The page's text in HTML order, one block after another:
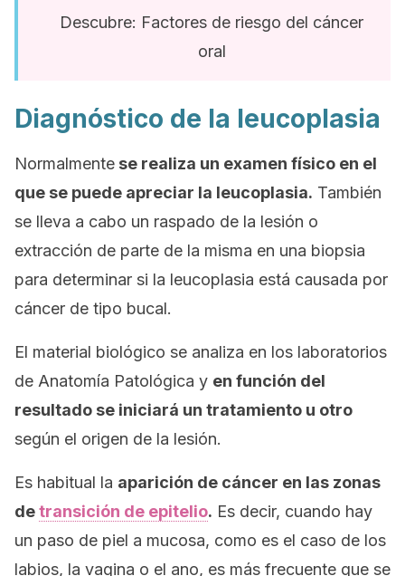
Descubre: Factores de riesgo del cáncer
oral
Diagnóstico de la leucoplasia
Normalmente se realiza un examen físico en el
que se puede apreciar la leucoplasia. También
se lleva a cabo un raspado de la lesión o
extracción de parte de la misma en una biopsia
para determinar si la leucoplasia está causada por
cáncer de tipo bucal.
El material biológico se analiza en los laboratorios
de Anatomía Patológica y en función del
resultado se iniciará un tratamiento u otro
según el origen de la lesión.
Es habitual la aparición de cáncer en las zonas
detransición de epitelio. Es decir, cuando hay
un paso de piel a mucosa, como es el caso de los
labios, la vagina o el ano, es más frecuente que se